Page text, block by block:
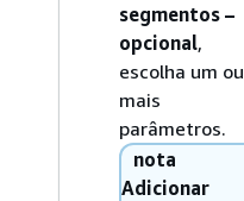
segmentos –
opcional,
escolha um ou
mais
parâmetros.
nota
Adicionar